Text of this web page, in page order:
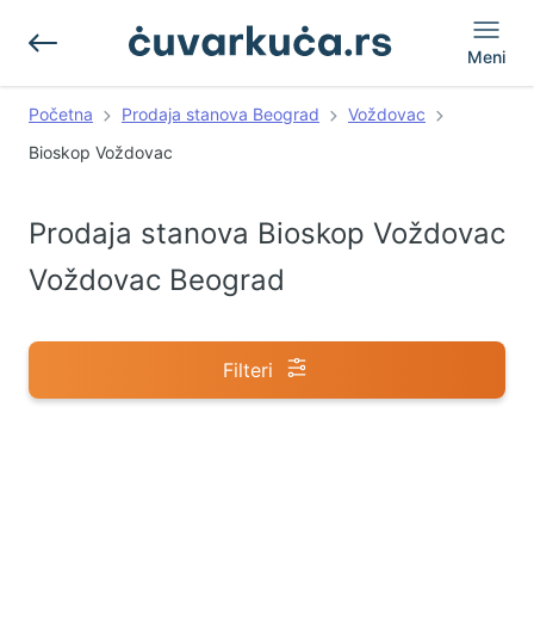
Meni
Početna Prodaja stanova Beograd
Voždovac
Bioskop Voždovac
Prodaja stanova Bioskop Voždovac
Voždovac Beograd
Filteri